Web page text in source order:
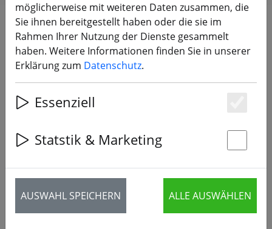
Start Marken Ethix
Alle Produkte von Ethix
möglicherweise mit weiteren Daten zusammen, die
Sie ihnen bereitgestellt haben oder die sie im
Rahmen Ihrer Nutzung der Dienste gesammelt
haben. Weitere Informationen finden Sie in unserer
Erklärung zum Datenschutz.
Essenziell
Statstik & Marketing
AUSWAHL SPEICHERN ALLE AUSWÄHLEN